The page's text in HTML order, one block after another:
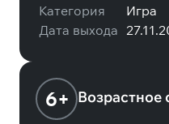
Категория
Игра
Дата выхода
6+ Возрастное